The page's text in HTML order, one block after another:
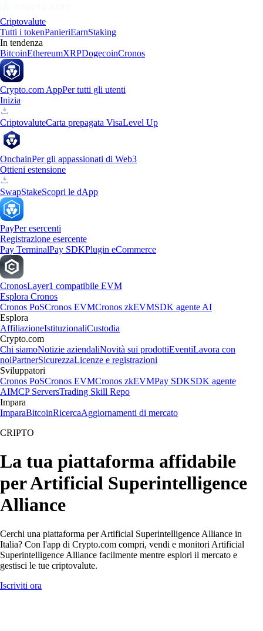
Criptovalute
Tutti i tokenPanieriEarnStaking
In tendenza
BitcoinEthereumXRPDogecoinCronos
Crypto.com AppPer tutti gli utenti
Inizia
CriptovaluteCarta prepagata VisaLevel Up
OnchainPer gli appassionati di Web3
Ottieni estensione
SwapStakeScopri le dApp
PayPer esercenti
Registrazione esercente
Pay TerminalPay SDKPlugin eCommerce
CronosLayer1 compatibile EVM
Esplora Cronos
Cronos PoSCronos EVMCronos zkEVMSDK agente AI
Esplora
AffiliazioneIstituzionaliCustodia
Crypto.com
Chi siamoNotizie aziendaliNovità sui prodottiEventiLavora con
noiPartnerSicurezzaLicenze e registrazioni
Sviluppatori
Cronos PoSCronos EVMCronos zkEVMPay SDKSDK agente
AIMCP ServersTrading Skill Repo
Impara
ImparaBitcoinRicercaAggiornamenti di mercato
CRIPTO
La tua piattaforma affidabile
per Artificial Superintelligence
Alliance
Cerchi una piattaforma per Artificial Superintelligence Alliance in
Italia? Con l'app di Crypto.com compri, vendi e monitori Artificial
Superintelligence Alliance facilmente mentre esplori il mercato e
gestisci le tue criptovalute.
Iscriviti ora